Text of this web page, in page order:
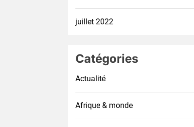
juillet 2022
Catégories
Actualité
Afrique & monde